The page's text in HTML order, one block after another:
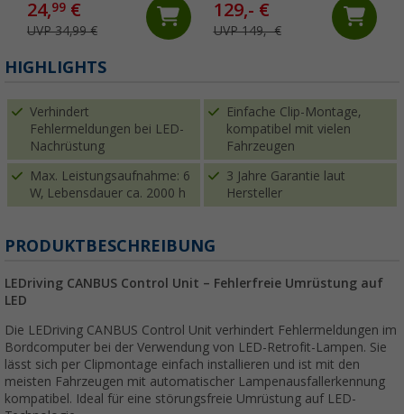
24,99 €
UVP 34,99 €
bis 305 mm Reifenbreite
129,- €
UVP 149,- €
HIGHLIGHTS
Verhindert
Fehlermeldungen bei LED-
Nachrüstung
Einfache Clip-Montage,
kompatibel mit vielen
Fahrzeugen
Max. Leistungsaufnahme: 6
W, Lebensdauer ca. 2000 h
3 Jahre Garantie laut
Hersteller
PRODUKTBESCHREIBUNG
LEDriving CANBUS Control Unit – Fehlerfreie Umrüstung auf
LED
Die LEDriving CANBUS Control Unit verhindert Fehlermeldungen im
Bordcomputer bei der Verwendung von LED-Retrofit-Lampen. Sie
lässt sich per Clipmontage einfach installieren und ist mit den
meisten Fahrzeugen mit automatischer Lampenausfallerkennung
kompatibel. Ideal für eine störungsfreie Umrüstung auf LED-